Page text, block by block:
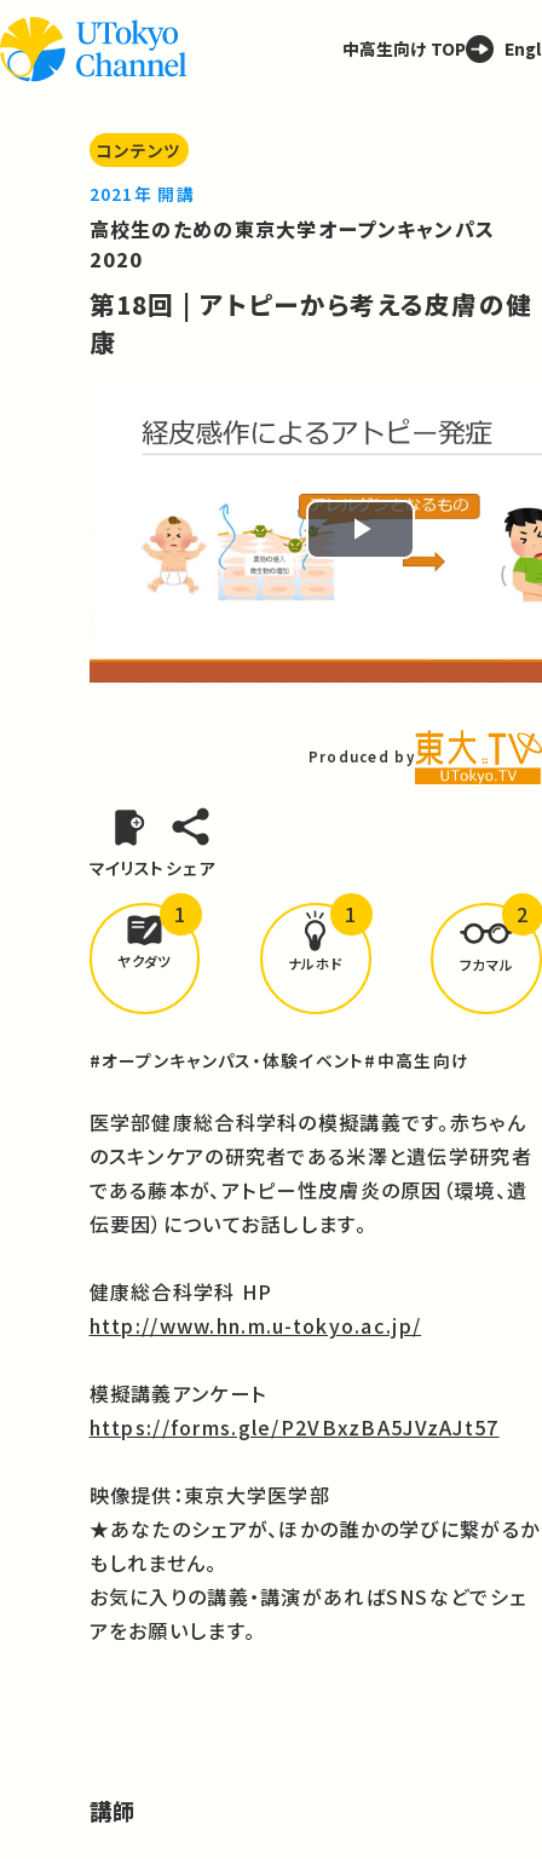
中高生向け TOP
コンテンツ
2021年 開講
高校生のための東京大学オープンキャンパス
2020
第18回 | アトピーから考える皮膚の健
康
Play
Video
Produced by
マイリスト シェア
どんな学びがありましたか？
ヤクダツ
1
ナルホド
1
フカマル
2
#オープンキャンパス・体験イベント#中高生向け
医学部健康総合科学科の模擬講義です。赤ちゃん
のスキンケアの研究者である米澤と遺伝学研究者
である藤本が、アトピー性皮膚炎の原因（環境、遺
伝要因）についてお話しします。
健康総合科学科 HP
http://www.hn.m.u-tokyo.ac.jp/
模擬講義アンケート
https://forms.gle/P2VBxzBA5JVzAJt57
映像提供：東京大学医学部
★あなたのシェアが、ほかの誰かの学びに繋がるか
もしれません。
お気に入りの講義・講演があればSNSなどでシェ
アをお願いします。
講師